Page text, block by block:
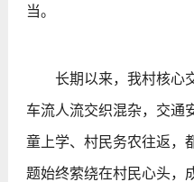
当。
长期以来，我村核心交
车流人流交织混杂，交通
童上学、村民务农往返，
题始终萦绕在村民心头，